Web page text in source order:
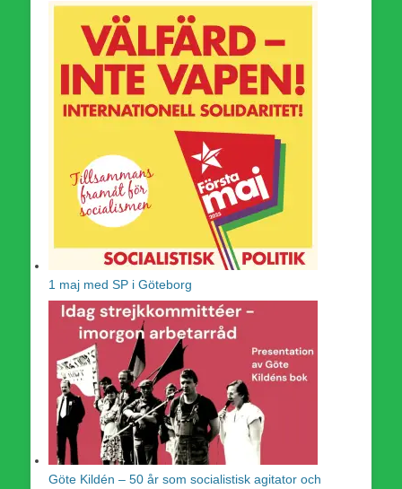
1 maj med SP i Göteborg
Göte Kildén – 50 år som socialistisk agitator och